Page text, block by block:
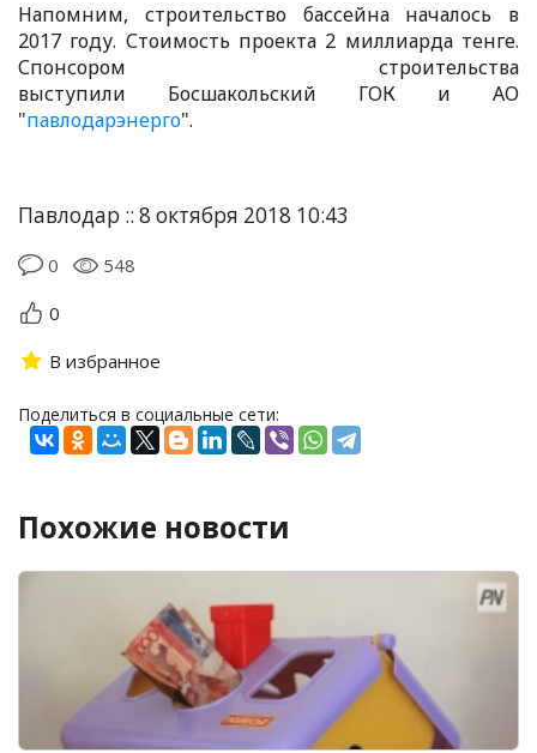
Напомним, строительство бассейна началось в
2017 году. Стоимость проекта 2 миллиарда тенге.
Спонсором строительства
выступили Босшакольский ГОК и АО
"павлодарэнерго".
Павлодар :: 8 октября 2018 10:43
0
548
0
В избранное
Поделиться в социальные сети:
Похожие новости